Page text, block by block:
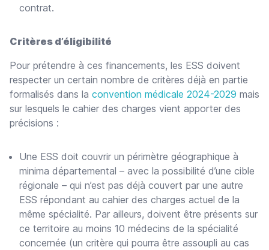
contrat.
Critères d’éligibilité
Pour prétendre à ces financements, les ESS doivent
respecter un certain nombre de critères déjà en partie
formalisés dans la convention médicale 2024-2029 mais
sur lesquels le cahier des charges vient apporter des
précisions :
Une ESS doit couvrir un périmètre géographique à
minima départemental – avec la possibilité d’une cible
régionale – qui n’est pas déjà couvert par une autre
ESS répondant au cahier des charges actuel de la
même spécialité. Par ailleurs, doivent être présents sur
ce territoire au moins 10 médecins de la spécialité
concernée (un critère qui pourra être assoupli au cas